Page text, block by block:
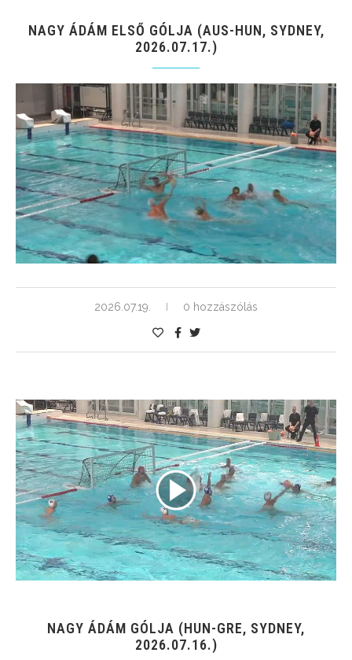
NAGY ÁDÁM ELSŐ GÓLJA (AUS-HUN, SYDNEY,
2026.07.17.)
2026.07.19. 0 hozzászólás
NAGY ÁDÁM GÓLJA (HUN-GRE, SYDNEY,
2026.07.16.)